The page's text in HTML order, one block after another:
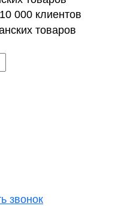
000 клиентов
звонок